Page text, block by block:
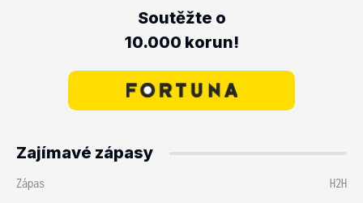
Soutěžte o
10.000 korun!
Zajímavé zápasy
Zápas
H2H